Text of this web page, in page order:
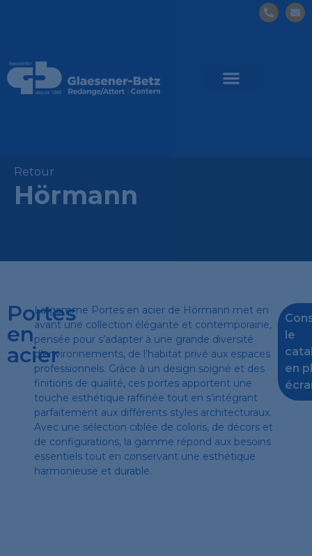
Retour
Hörmann
Portes
en
acier
La gamme Portes en acier de Hörmann met en
avant une collection élégante et contemporaine,
pensée pour s’adapter à une grande diversité
d’environnements, de l’habitat privé aux espaces
professionnels. Grâce à un design soigné et des
finitions de qualité, ces portes apportent une
touche esthétique raffinée tout en s’intégrant
parfaitement aux différents styles architecturaux.
Avec une sélection ciblée de coloris, de décors et
de configurations, la gamme répond aux besoins
essentiels tout en conservant une esthétique
harmonieuse et durable.
le
en